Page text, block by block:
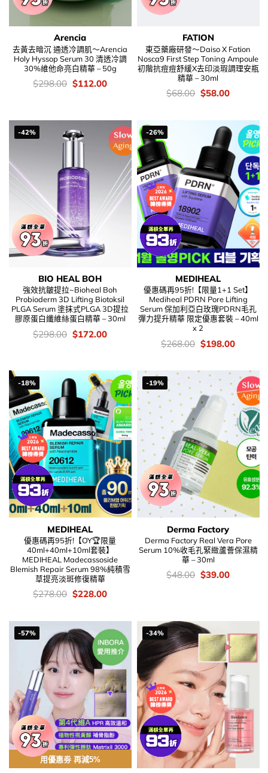
Arencia
去黃去暗沉 通透冷調肌～Arencia
Holy Hyssop Serum 30 清透冷調
30%維他命亮白精華 – 50g
價
錢：
$298.00 Original
price
$112.00Current
FATION
東亞藥廠研發～Daiso X Fation
Nosca9 First Step Toning Ampoule
初階抗痘痘舒緩X去印淡瑕調理安瓶
精華 – 30ml
價
錢：
$68.00 Original
price
$68.00.
$58.00Current
$58.00.
-42%
BIO HEAL BOH
強效抗皺提拉~Bioheal Boh
Probioderm 3D Lifting Biotoksil
PLGA Serum 塗抹式PLGA 3D提拉
膠原蛋白纖維絲蛋白精華 – 30ml
價
錢：
$298.00 Original
price
$172.00Current
-26%
MEDIHEAL
優惠碼再95折!【限量1+1 Set】
Mediheal PDRN Pore Lifting
Serum 保加利亞白玫瑰PDRN毛孔
彈力提升精華 限定優惠套裝 – 40ml
x 2
價
錢：
$268.00 Original
price
$268.00.
$198.00Current
-18%
MEDIHEAL
優惠碼再95折!【OY🏆限量
40ml+40ml+10ml套裝】
MEDIHEAL Madecassoside
Blemish Repair Serum 98%純積雪
草提亮淡斑修復精華
價
$278.00 Original
$278.00.
$228.00Current
$228.00.
-19%
Derma Factory
Derma Factory Real Vera Pore
Serum 10%收毛孔緊緻蘆薈保濕精
華 – 30ml
價
$48.00 Original
$39.00Current
-57%
用優惠劵 再減5%
-34%